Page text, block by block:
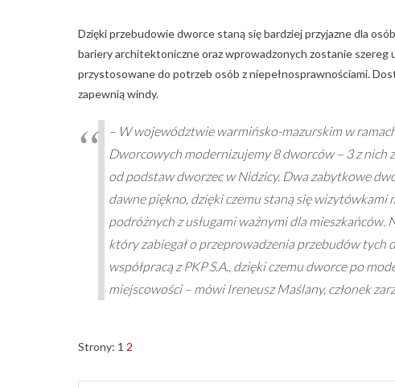
Dzięki przebudowie dworce staną się bardziej przyjazne dla
bariery architektoniczne oraz wprowadzonych zostanie szereg
przystosowane do potrzeb osób z niepełnosprawnościami.
zapewnią windy.
– W województwie warmińsko-mazurskim w
Dworcowych modernizujemy 8 dworców – 3 z
od podstaw dworzec w Nidzicy. Dwa zabytkowe
dawne piękno, dzięki czemu staną się wizytówkami
podróżnych z usługami ważnymi dla
który zabiegał o przeprowadzenia przebudów tych
współpracą z PKP S.A., dzięki czemu dworce po
miejscowości – mówi Ireneusz Maślany, członek
Strony: 1 2